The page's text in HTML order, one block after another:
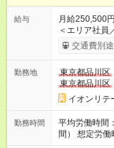
給与
月給250,500
＜エリア社員
じた一律のエリア手当
なし残業制
間】試用期間
採用時と同じ
期間とします
交通費別
勤務地
東京都品川区
東京都品川区
イオンリテ
勤務時間
平均労働時間
間） 想定労
13：00～22